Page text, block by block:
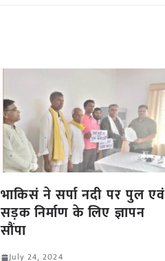
भाकिसं ने सर्पा नदी पर पुल एवं
सड़क निर्माण के लिए ज्ञापन
सौंपा
July 24, 2024